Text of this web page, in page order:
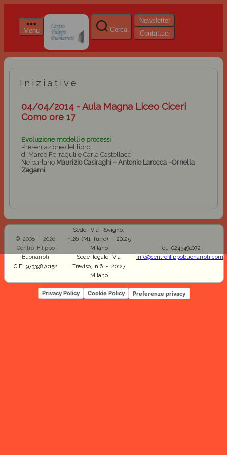
Menu Cerca
Newsletter
Contattaci
Iniziative
04/04/2014 - Aula Magna Liceo Ciceri
Como ore 17
Evoluzione modelli e processi
Presentazione del libro
di Marco Ferraguti e Carla Castellacci
Ne parlano Maurizio Casiraghi – Antonio Larocca –Ornella
Zagami
© 2008 - 2026
Centro Filippo
Buonarroti
C.F. 97339870152
Sede: Via Rovigno,
n.26 (M1 Turro) - 20125
Milano
Sede legale: Via
Treviso, n.6 - 20127
Milano
Tel. 0245491072
info@centrofilippobuonarroti.com
Privacy Policy Cookie Policy Preferenze privacy